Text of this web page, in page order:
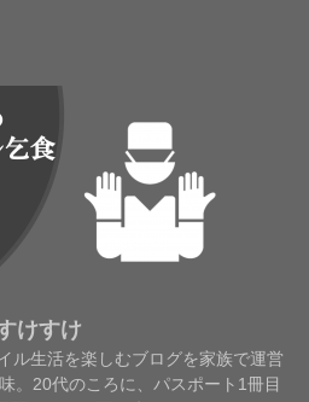
けすけ
ル生活を楽しむブログを家族で運営
。20代のころに、パスポート1冊目